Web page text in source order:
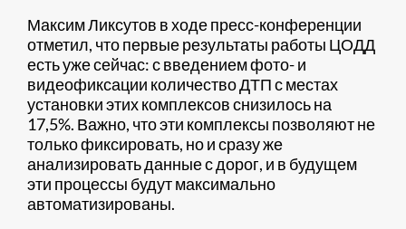
Максим Ликсутов в ходе пресс-конференции
отметил, что первые результаты работы ЦОДД
есть уже сейчас: с введением фото- и
видеофиксации количество ДТП с местах
установки этих комплексов снизилось на
17,5%. Важно, что эти комплексы позволяют не
только фиксировать, но и сразу же
анализировать данные с дорог, и в будущем
эти процессы будут максимально
автоматизированы.